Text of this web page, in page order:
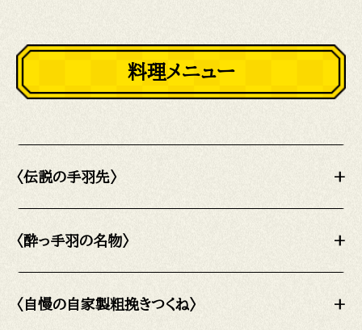
料理メニュー
〈伝説の手羽先〉 +
〈酔っ手羽の名物〉 +
〈自慢の自家製粗挽きつくね〉 +